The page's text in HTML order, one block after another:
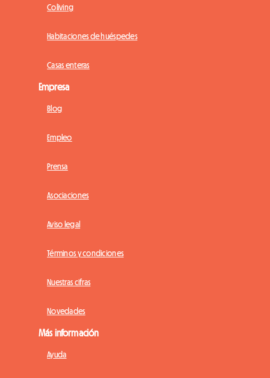
Coliving
Habitaciones de huéspedes
Casas enteras
Empresa
Blog
Empleo
Prensa
Asociaciones
Aviso legal
Términos y condiciones
Nuestras cifras
Novedades
Más información
Ayuda